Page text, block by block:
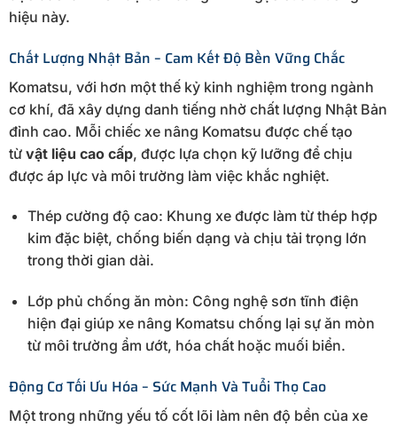
hiệu này.
Chất Lượng Nhật Bản – Cam Kết Độ Bền Vững Chắc
Komatsu, với hơn một thế kỷ kinh nghiệm trong ngành
cơ khí, đã xây dựng danh tiếng nhờ chất lượng Nhật Bản
đỉnh cao. Mỗi chiếc xe nâng Komatsu được chế tạo
từ vật liệu cao cấp, được lựa chọn kỹ lưỡng để chịu
được áp lực và môi trường làm việc khắc nghiệt.
Thép cường độ cao: Khung xe được làm từ thép hợp
kim đặc biệt, chống biến dạng và chịu tải trọng lớn
trong thời gian dài.
Lớp phủ chống ăn mòn: Công nghệ sơn tĩnh điện
hiện đại giúp xe nâng Komatsu chống lại sự ăn mòn
từ môi trường ẩm ướt, hóa chất hoặc muối biển.
Động Cơ Tối Ưu Hóa – Sức Mạnh Và Tuổi Thọ Cao
Một trong những yếu tố cốt lõi làm nên độ bền của xe